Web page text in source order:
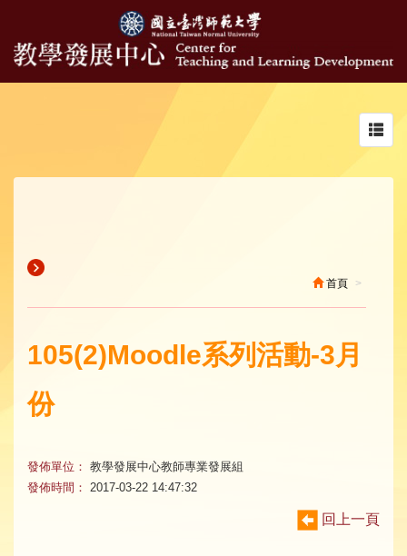
首頁
105(2)Moodle系列活動-3月
份
發佈單位： 教學發展中心教師專業發展組
發佈時間：
2017-03-22 14:47:32
回上一頁